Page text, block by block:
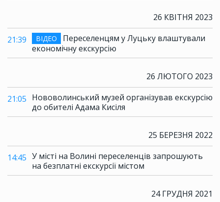
26 КВІТНЯ 2023
21:39 ВІДЕО
Переселенцям у Луцьку влаштували
економічну екскурсію
26 ЛЮТОГО 2023
21:05 Нововолинський музей організував екскурсію
до обителі Адама Кисіля
25 БЕРЕЗНЯ 2022
14:45 У місті на Волині переселенців запрошують
на безплатні екскурсії містом
24 ГРУДНЯ 2021